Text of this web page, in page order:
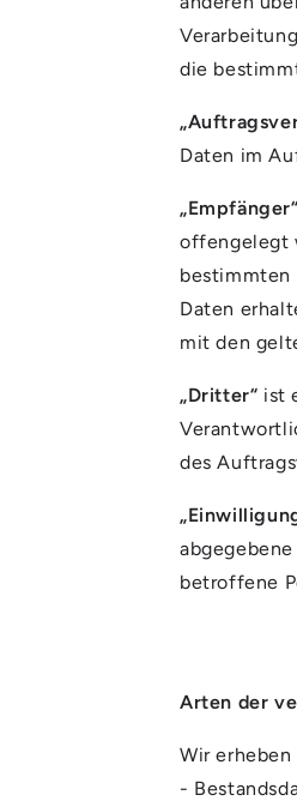
die
Daten im
„Empfänger“
offengelegt
bestimmten
Daten
mit den
„Dritter“ ist
des
betroffene
Arten der
Wir
-